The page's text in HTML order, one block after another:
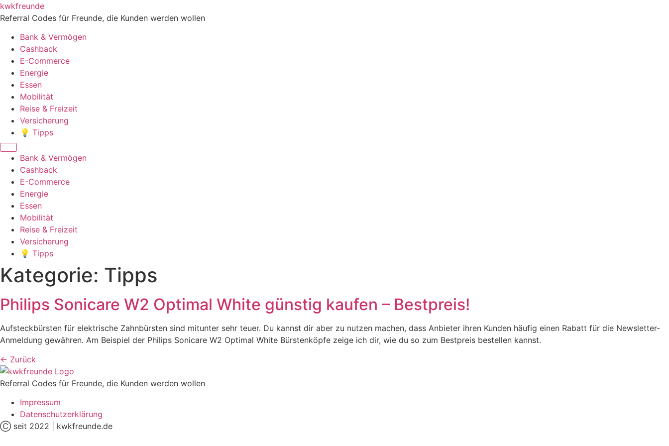
Zum
Inhalt
kwkfreunde
Referral Codes für Freunde, die Kunden werden wollen
Bank & Vermögen
Cashback
E-Commerce
Energie
Essen
Mobilität
Reise & Freizeit
Versicherung
💡 Tipps
MenüBank & Vermögen
Cashback
E-Commerce
Energie
Essen
Mobilität
Reise & Freizeit
Versicherung
💡 Tipps
Kategorie: Tipps
Philips Sonicare W2 Optimal White günstig kaufen – Bestpreis!
Aufsteckbürsten für elektrische Zahnbürsten sind mitunter sehr teuer. Du kannst dir aber zu nutzen machen, dass Anbieter ihren Kunden häufig einen Rabatt für die Newsletter-
Anmeldung gewähren. Am Beispiel der Philips Sonicare W2 Optimal White Bürstenköpfe zeige ich dir, wie du so zum Bestpreis bestellen kannst.
← Zurück
Referral Codes für Freunde, die Kunden werden wollen
Impressum
Datenschutzerklärung
Ⓒ seit 2022 | kwkfreunde.de